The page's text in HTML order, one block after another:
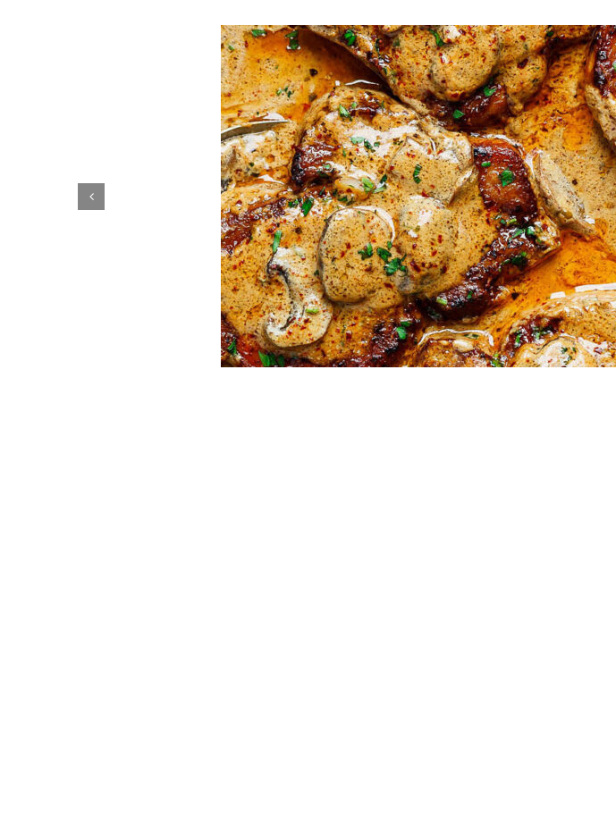
Como Preparar um Jantar Especial
com Produtos Juliatto